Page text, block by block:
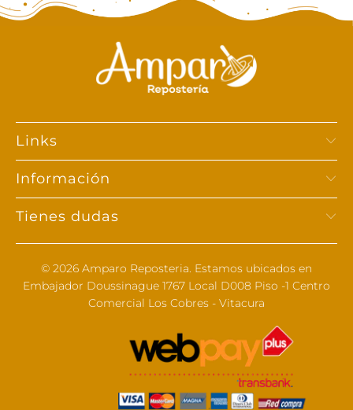
Links
Información
Tienes dudas
© 2026 Amparo Reposteria. Estamos ubicados en
Embajador Doussinague 1767 Local D008 Piso -1 Centro
Comercial Los Cobres - Vitacura